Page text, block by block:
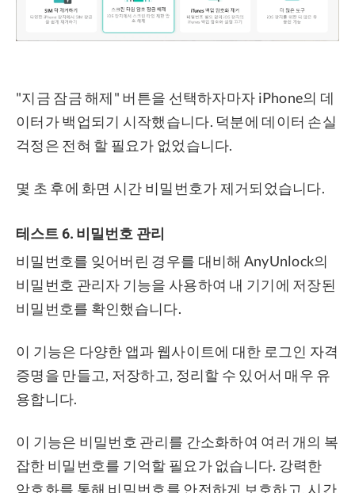
"지금 잠금 해제" 버튼을 선택하자마자 iPhone의 데
이터가 백업되기 시작했습니다. 덕분에 데이터 손실
걱정은 전혀 할 필요가 없었습니다.
몇 초 후에 화면 시간 비밀번호가 제거되었습니다.
테스트 6. 비밀번호 관리
비밀번호를 잊어버린 경우를 대비해 AnyUnlock의
비밀번호 관리자 기능을 사용하여 내 기기에 저장된
비밀번호를 확인했습니다.
이 기능은 다양한 앱과 웹사이트에 대한 로그인 자격
증명을 만들고, 저장하고, 정리할 수 있어서 매우 유
용합니다.
이 기능은 비밀번호 관리를 간소화하여 여러 개의 복
잡한 비밀번호를 기억할 필요가 없습니다. 강력한
암호화를 통해 비밀번호를 안전하게 보호하고, 시간